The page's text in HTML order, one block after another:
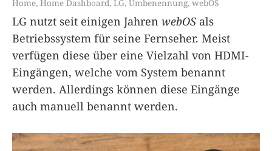
Home, Home Dashboard, LG, Umbenennung, webOS
LG nutzt seit einigen Jahren webOS als
Betriebssystem für seine Fernseher. Meist
verfügen diese über eine Vielzahl von HDMI-
Eingängen, welche vom System benannt
werden. Allerdings können diese Eingänge
auch manuell benannt werden.